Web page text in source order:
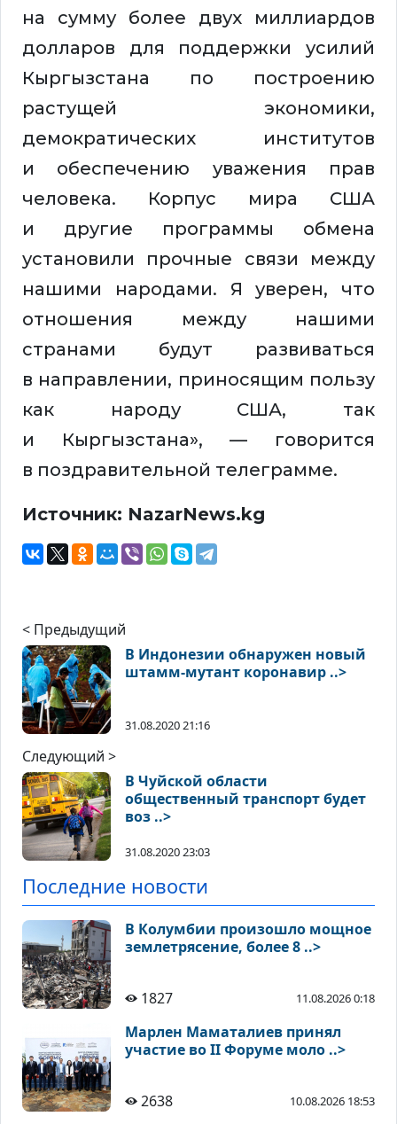
на сумму более двух миллиардов
долларов для поддержки усилий
Кыргызстана по построению
растущей экономики,
демократических институтов
и обеспечению уважения прав
человека. Корпус мира США
и другие программы обмена
установили прочные связи между
нашими народами. Я уверен, что
отношения между нашими
странами будут развиваться
в направлении, приносящим пользу
как народу США, так
и Кыргызстана», — говорится
в поздравительной телеграмме.
Источник: NazarNews.kg
< Предыдущий
В Индонезии обнаружен новый
штамм-мутант коронавир ..>
31.08.2020 21:16
Следующий >
В Чуйской области
общественный транспорт будет
воз ..>
31.08.2020 23:03
Последние новости
В Колумбии произошло мощное
землетрясение, более 8 ..>
1827 11.08.2026 0:18
Марлен Маматалиев принял
участие во II Форуме моло ..>
2638 10.08.2026 18:53